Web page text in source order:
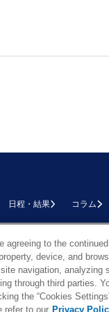
日程・結果 コラム
agreeing to the
device, and
navigation, analyzing
through third parties.
the “Cookies
refer to our Privacy